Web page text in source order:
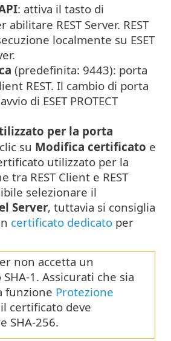
: attiva il tasto di
abilitare REST Server. REST
localmente su ESET
(predefinita: 9443): porta
REST. Il cambio di porta
di ESET PROTECT
per la porta
su Modifica certificato e
utilizzato per la
tra REST Client e REST
selezionare il
Server, tuttavia si consiglia
certificato dedicato per
non accetta un
1. Assicurati che sia
funzione Protezione
certificato deve
SHA-256.